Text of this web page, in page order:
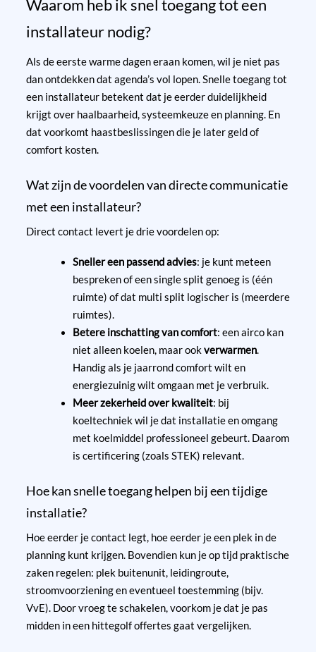
Waarom heb ik snel toegang tot een
installateur nodig?
Als de eerste warme dagen eraan komen, wil je niet pas
dan ontdekken dat agenda’s vol lopen. Snelle toegang tot
een installateur betekent dat je eerder duidelijkheid
krijgt over haalbaarheid, systeemkeuze en planning. En
dat voorkomt haastbeslissingen die je later geld of
comfort kosten.
Wat zijn de voordelen van directe communicatie
met een installateur?
Direct contact levert je drie voordelen op:
Sneller een passend advies: je kunt meteen
bespreken of een single split genoeg is (één
ruimte) of dat multi split logischer is (meerdere
ruimtes).
Betere inschatting van comfort: een airco kan
niet alleen koelen, maar ookverwarmen.
Handig als je jaarrond comfort wilt en
energiezuinig wilt omgaan met je verbruik.
Meer zekerheid over kwaliteit: bij
koeltechniek wil je dat installatie en omgang
met koelmiddel professioneel gebeurt. Daarom
is certificering (zoals STEK) relevant.
Hoe kan snelle toegang helpen bij een tijdige
installatie?
Hoe eerder je contact legt, hoe eerder je een plek in de
planning kunt krijgen. Bovendien kun je op tijd praktische
zaken regelen: plek buitenunit, leidingroute,
stroomvoorziening en eventueel toestemming (bijv.
VvE). Door vroeg te schakelen, voorkom je dat je pas
midden in een hittegolf offertes gaat vergelijken.